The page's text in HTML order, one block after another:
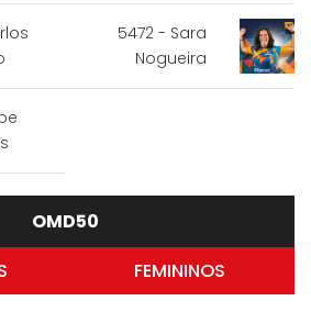
5472 - Sara
Nogueira
OMD50
FEMININOS